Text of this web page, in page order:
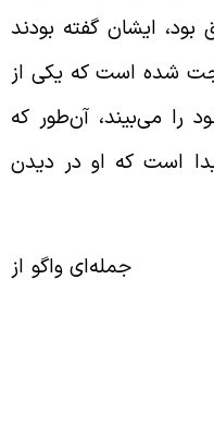
ایشان گفته بودند
شده است که یکی از
می‌بیند، آن‌طور که
است که او در دیدن
جمله‌ای واگو از